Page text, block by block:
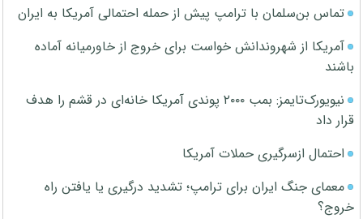
تماس بن‌سلمان با ترامپ پیش از حمله احتمالی آمریکا به ایران
آمریکا از شهروندانش خواست برای خروج از خاورمیانه آماده
باشند
نیویورک‌تایمز: بمب ۲۰۰۰ پوندی آمریکا خانه‌ای در قشم را هدف
قرار داد
احتمال ازسرگیری حملات آمریکا
معمای جنگ ایران برای ترامپ؛ تشدید درگیری یا یافتن راه
خروج؟